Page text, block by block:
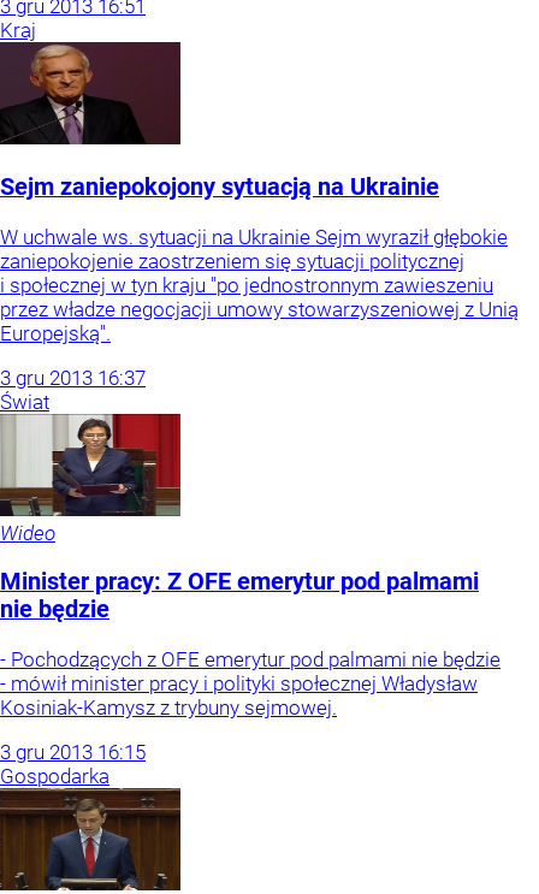
3 gru 2013 16:51
Kraj
Sejm zaniepokojony sytuacją na Ukrainie
W uchwale ws. sytuacji na Ukrainie Sejm wyraził głębokie
zaniepokojenie zaostrzeniem się sytuacji politycznej
i społecznej w tyn kraju "po jednostronnym zawieszeniu
przez władze negocjacji umowy stowarzyszeniowej z Unią
Europejską".
3 gru 2013 16:37
Świat
Wideo
Minister pracy: Z OFE emerytur pod palmami
nie będzie
- Pochodzących z OFE emerytur pod palmami nie będzie
- mówił minister pracy i polityki społecznej Władysław
Kosiniak-Kamysz z trybuny sejmowej.
3 gru 2013 16:15
Gospodarka